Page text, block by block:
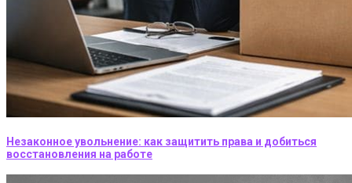
Незаконное увольнение: как защитить права и добиться
восстановления на работе